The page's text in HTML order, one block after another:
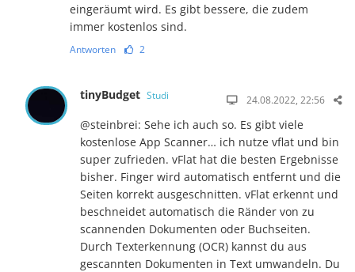
eingeräumt wird. Es gibt bessere, die zudem
immer kostenlos sind.
Antworten 2
tinyBudget Studi 24.08.2022, 22:56
@steinbrei: Sehe ich auch so. Es gibt viele
kostenlose App Scanner… ich nutze vflat und bin
super zufrieden. vFlat hat die besten Ergebnisse
bisher. Finger wird automatisch entfernt und die
Seiten korrekt ausgeschnitten. vFlat erkennt und
beschneidet automatisch die Ränder von zu
scannenden Dokumenten oder Buchseiten.
Durch Texterkennung (OCR) kannst du aus
gescannten Dokumenten in Text umwandeln. Du